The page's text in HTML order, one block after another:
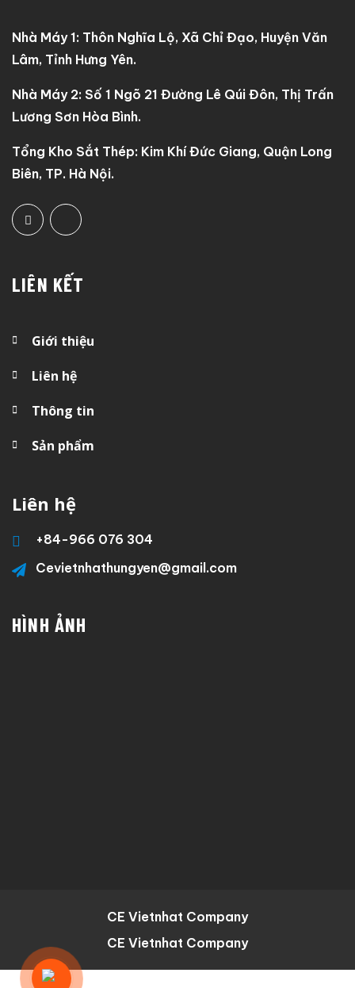
Nhà Máy 1: Thôn Nghĩa Lộ, Xã Chỉ Đạo, Huyện Văn
Lâm, Tỉnh Hưng Yên.
Nhà Máy 2: Số 1 Ngõ 21 Đường Lê Qúi Đôn, Thị Trấn
Lương Sơn Hòa Bình.
Tổng Kho Sắt Thép: Kim Khí Đức Giang, Quận Long
Biên, TP. Hà Nội.
LIÊN KẾT
Giới thiệu
Liên hệ
Thông tin
Sản phẩm
Liên hệ
+84-966 076 304
Cevietnhathungyen@gmail.com
HÌNH ẢNH
CE Vietnhat Company
CE Vietnhat Company